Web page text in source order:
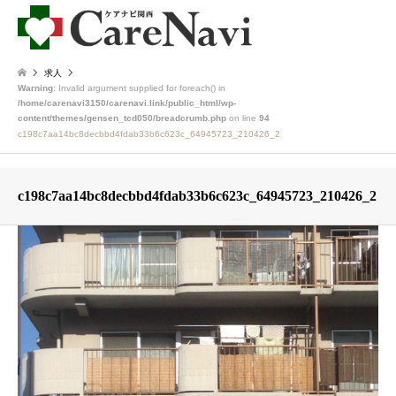
求人
Warning: Invalid argument supplied for foreach() in
/home/carenavi3150/carenavi.link/public_html/wp-
content/themes/gensen_tcd050/breadcrumb.php on line 94
c198c7aa14bc8decbbd4fdab33b6c623c_64945723_210426_2
c198c7aa14bc8decbbd4fdab33b6c623c_64945723_210426_2